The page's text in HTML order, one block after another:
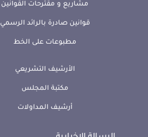
مشاريع و مقترحات القوانين
قوانين صادرة بالرائد الرسمي
مطبوعات على الخط
الأرشيف التشريعي
مكتبة المجلس
أرشيف المداولات